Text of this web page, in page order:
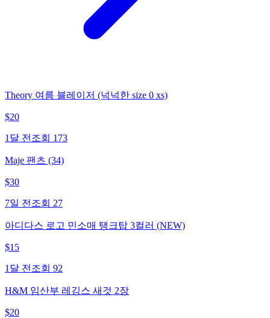
Theory 여름 블레이저 (넉넉한 size 0 xs)
$20
1달 전 조회 173
Maje 팬츠 (34)
$30
7일 전 조회 27
아디다스 로고 민소매 탱크탑 3컬러 (NEW)
$15
1달 전 조회 92
H&M 임산부 레깅스 새것 2장
$20